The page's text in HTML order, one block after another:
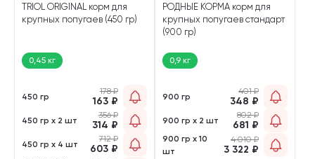
TRIOL ORIGINAL корм для
крупных попугаев (450 гр)
0,45 кг
450 гр
178₽
163 ₽
450 гр х 2 шт
356₽
314 ₽
450 гр х 4 шт
712₽
603 ₽
РОДНЫЕ КОРМА корм для
крупных попугаев стандарт
(900 гр)
0,9 кг
900 гр
401₽
348 ₽
900 гр х 2 шт
802₽
681 ₽
900 гр х 10
шт
4 010₽
3 322 ₽